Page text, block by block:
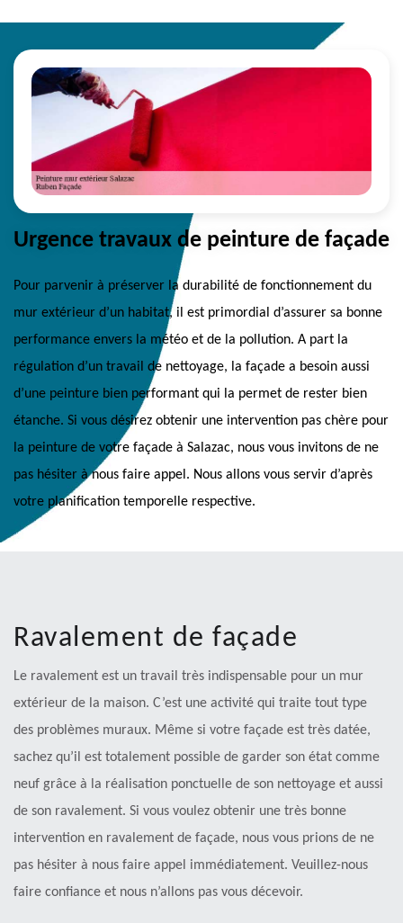
Urgence travaux de peinture de façade
Pour parvenir à préserver la durabilité de fonctionnement du
mur extérieur d’un habitat, il est primordial d’assurer sa bonne
performance envers la météo et de la pollution. A part la
régulation d’un travail de nettoyage, la façade a besoin aussi
d’une peinture bien performant qui la permet de rester bien
étanche. Si vous désirez obtenir une intervention pas chère pour
la peinture de votre façade à Salazac, nous vous invitons de ne
pas hésiter à nous faire appel. Nous allons vous servir d’après
votre planification temporelle respective.
Ravalement de façade
Le ravalement est un travail très indispensable pour un mur
extérieur de la maison. C’est une activité qui traite tout type
des problèmes muraux. Même si votre façade est très datée,
sachez qu’il est totalement possible de garder son état comme
neuf grâce à la réalisation ponctuelle de son nettoyage et aussi
de son ravalement. Si vous voulez obtenir une très bonne
intervention en ravalement de façade, nous vous prions de ne
pas hésiter à nous faire appel immédiatement. Veuillez-nous
faire confiance et nous n’allons pas vous décevoir.